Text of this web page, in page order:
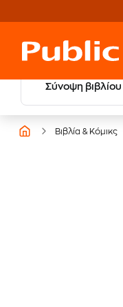
Σύνοψη βιβλίου
Βιβλία & Κόμικς